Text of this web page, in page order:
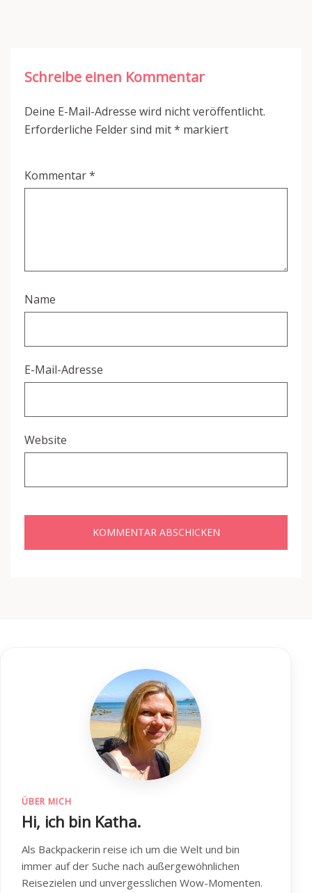
Schreibe einen Kommentar
Deine E-Mail-Adresse wird nicht veröffentlicht.
Erforderliche Felder sind mit* markiert
Kommentar*
Name
E-Mail-Adresse
Website
ÜBER MICH
Hi, ich bin Katha.
Als Backpackerin reise ich um die Welt und bin
immer auf der Suche nach außergewöhnlichen
Reisezielen und unvergesslichen Wow-Momenten.